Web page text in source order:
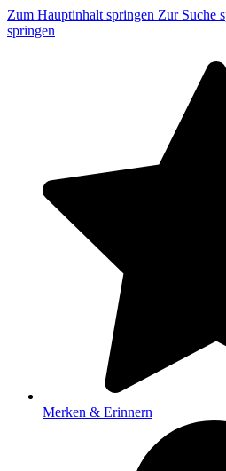
Zum Hauptinhalt springen Zur Suche
springen
Merken & Erinnern